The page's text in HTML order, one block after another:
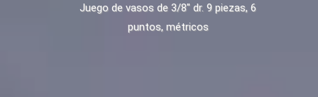
Juego de vasos de 3/8" dr. 9 piezas, 6
puntos, métricos